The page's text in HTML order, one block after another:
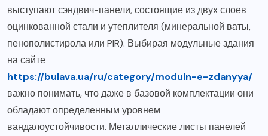
выступают сэндвич-панели, состоящие из двух слоев
оцинкованной стали и утеплителя (минеральной ваты,
пенополистирола или PIR). Выбирая модульные здания
на сайте
https://bulava.ua/ru/category/moduln-e-zdanyya/
важно понимать, что даже в базовой комплектации они
обладают определенным уровнем
вандалоустойчивости. Металлические листы панелей